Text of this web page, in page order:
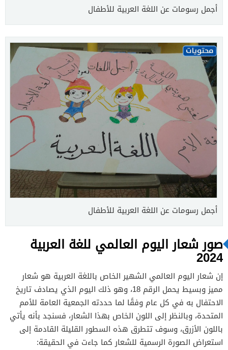
أجمل رسومات عن اللغة العربية للأطفال
أجمل رسومات عن اللغة العربية للأطفال
صور شعار اليوم العالمي للغة العربية
2024
إن شعار اليوم العالمي الشهير الخاص باللغة العربية هو شعار
مميز وبسيط يحمل الرقم 18، وهو ذلك اليوم الذي يصادف تاريخ
الاحتفال به في كل عام وفقًا لما حددته الجمعية العامة للأمم
المتحدة، وبالنظر إلى اللون الخاص بهذا الشعار، فسنجد بأنه يأتي
باللون الأزرق، وسوف تتطرق هذه السطور القليلة القادمة إلى
استعراض الصورة الرسمية للشعار كما جاءت في الحقيقة: